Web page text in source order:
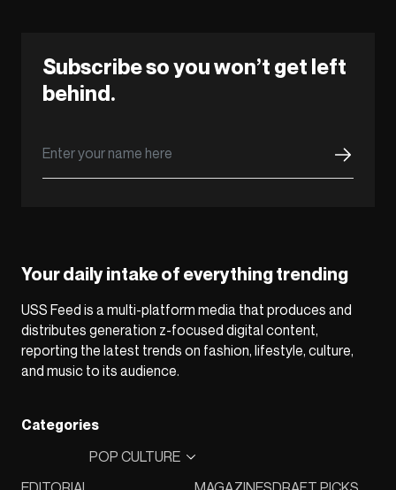
Subscribe so you won’t get left
behind.
Your daily intake of everything trending
USS Feed is a multi-platform media that produces and
distributes generation z-focused digital content,
reporting the latest trends on fashion, lifestyle, culture,
and music to its audience.
Categories
POP CULTURE